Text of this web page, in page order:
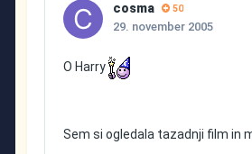
cosma 50
29. november 2005
O Harry
Sem si ogledala tazadnji film in